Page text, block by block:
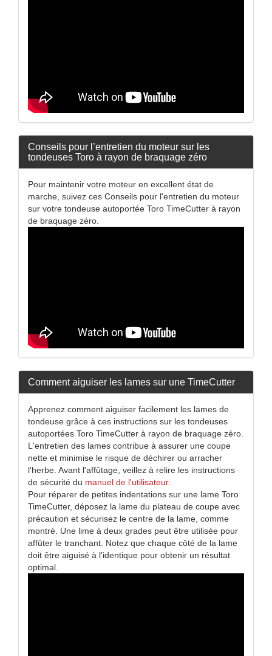
Conseils pour l’entretien du moteur sur les
tondeuses Toro à rayon de braquage zéro
Pour maintenir votre moteur en excellent état de
marche, suivez ces Conseils pour l'entretien du moteur
sur votre tondeuse autoportée Toro TimeCutter à rayon
de braquage zéro.
Comment aiguiser les lames sur une TimeCutter
Apprenez comment aiguiser facilement les lames de
tondeuse grâce à ces instructions sur les tondeuses
autoportées Toro TimeCutter à rayon de braquage zéro.
L'entretien des lames contribue à assurer une coupe
nette et minimise le risque de déchirer ou arracher
l'herbe. Avant l'affûtage, veillez à relire les instructions
de sécurité du manuel de l'utilisateur.
Pour réparer de petites indentations sur une lame Toro
TimeCutter, déposez la lame du plateau de coupe avec
précaution et sécurisez le centre de la lame, comme
montré. Une lime à deux grades peut être utilisée pour
affûter le tranchant. Notez que chaque côté de la lame
doit être aiguisé à l'identique pour obtenir un résultat
optimal.